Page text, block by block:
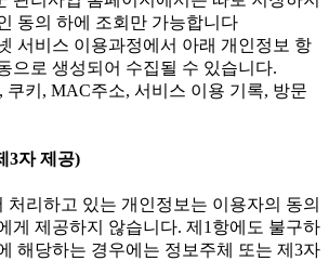
동의 하에 조회만 가능합니다
서비스 이용과정에서 아래 개인정보 항
으로 생성되어 수집될 수 있습니다.
쿠키, MAC주소, 서비스 이용 기록, 방문
3자 제공)
리하고 있는 개인정보는 이용자의 동의
게 제공하지 않습니다. 제1항에도 불구하
해당하는 경우에는 정보주체 또는 제3자